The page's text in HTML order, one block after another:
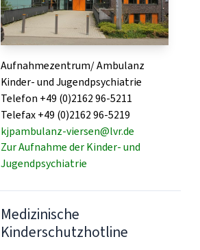
Aufnahmezentrum/ Ambulanz
Kinder- und Jugendpsychiatrie
Telefon +49 (0)2162 96-5211
Telefax +49 (0)2162 96-5219
kjpambulanz-viersen@lvr.de
Zur Aufnahme der Kinder- und
Jugendpsychiatrie
Medizinische
Kinderschutzhotline